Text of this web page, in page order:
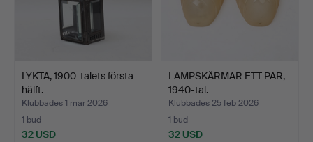
LYKTA, 1900-talets första
hälft.
Klubbades 1 mar 2026
1 bud
32 USD
LAMPSKÄRMAR ETT PAR,
1940-tal.
Klubbades 25 feb 2026
1 bud
32 USD